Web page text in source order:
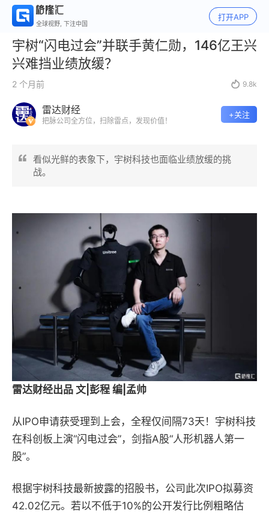
全球视野, 下注中国
打开APP
宇树“闪电过会”并联手黄仁勋，146亿王兴
兴难挡业绩放缓？
2 个月前  9.8k
雷达财经
把脉公司全方位，扫除雷点，发现价值！
+关注
看似光鲜的表象下，宇树科技也面临业绩放缓的挑
战。
雷达财经出品 文|彭程 编|孟帅
从IPO申请获受理到上会，全程仅间隔73天！宇树科技
在科创板上演“闪电过会”，剑指A股“人形机器人第一
股”。
根据宇树科技最新披露的招股书，公司此次IPO拟募资
42.02亿元。若以不低于10%的公开发行比例粗略估